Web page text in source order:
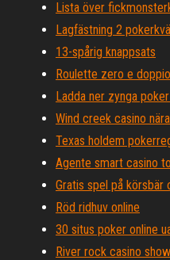
Lista över
Lagfästning 2
13-spårig knappsats
Roulette zero e
Ladda ner zynga
Wind creek casino
Texas holdem
Agente smart casino
Gratis spel på körsbär
Röd ridhuv online
30 situs poker online
River rock casino